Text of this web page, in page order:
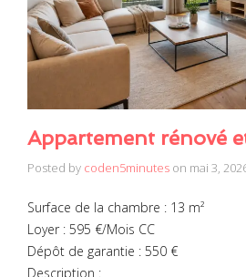
Appartement rénové
Posted by coden5minutes on mai 3,
Surface de la chambre : 13 m²
Loyer : 595 €/Mois CC
Dépôt de garantie : 550 €
Description :